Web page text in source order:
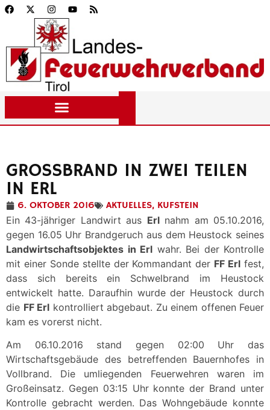
GROSSBRAND IN ZWEI TEILEN I
N ERL
6. OKTOBER 2016 AKTUELLES, KUFSTEIN
Ein 43-jähriger Landwirt aus Erlnahm am 05.10.2016,
gegen 16.05 Uhr Brandgeruch aus dem Heustock seines
Landwirtschaftsobjektes in Erl wahr. Bei der Kontrolle
mit einer Sonde stellte der Kommandant der FF Erl fest,
dass sich bereits ein Schwelbrand im Heustock
entwickelt hatte. Daraufhin wurde der Heustock durch
die FF Erl kontrolliert abgebaut. Zu einem offenen Feuer
kam es vorerst nicht.
Am 06.10.2016 stand gegen 02:00 Uhr das
Wirtschaftsgebäude des betreffenden Bauernhofes in
Vollbrand. Die umliegenden Feuerwehren waren im
Großeinsatz. Gegen 03:15 Uhr konnte der Brand unter
Kontrolle gebracht werden. Das Wohngebäude konnte